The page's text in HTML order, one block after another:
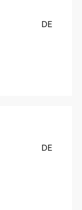
DE
DE